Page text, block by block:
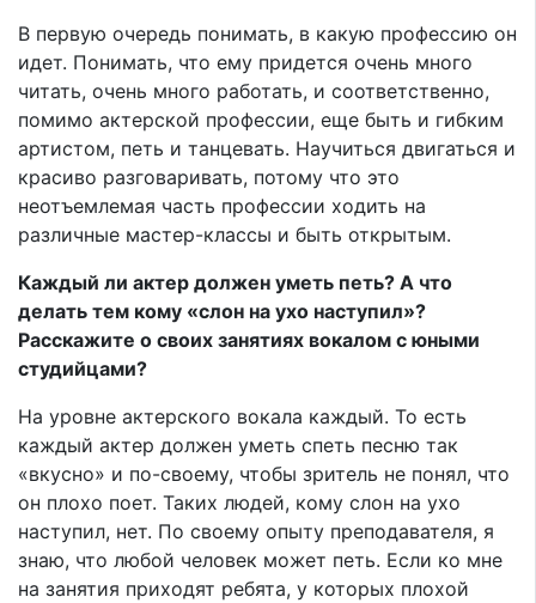
В первую очередь понимать, в какую профессию он
идет. Понимать, что ему придется очень много
читать, очень много работать, и соответственно,
помимо актерской профессии, еще быть и гибким
артистом, петь и танцевать. Научиться двигаться и
красиво разговаривать, потому что это
неотъемлемая часть профессии ходить на
различные мастер-классы и быть открытым.
Каждый ли актер должен уметь петь? А что
делать тем кому «слон на ухо наступил»?
Расскажите о своих занятиях вокалом с юными
студийцами?
На уровне актерского вокала каждый. То есть
каждый актер должен уметь спеть песню так
«вкусно» и по-своему, чтобы зритель не понял, что
он плохо поет. Таких людей, кому слон на ухо
наступил, нет. По своему опыту преподавателя, я
знаю, что любой человек может петь. Если ко мне
на занятия приходят ребята, у которых плохой